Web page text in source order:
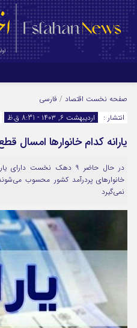
رمز عبور
مرا به خاطر بسپار
صفحه نخست اقتصاد / فارسی
انتشار :
اردیبهشت ۶, ۱۴۰۳ - 8:31 ق.ظ
یارانه کدام خانوارها امسال
در حال حاضر ۹ دهک نخست
خانوارهای پردرآمد کشور محسوب می‌شوند
نمی‌گیرد